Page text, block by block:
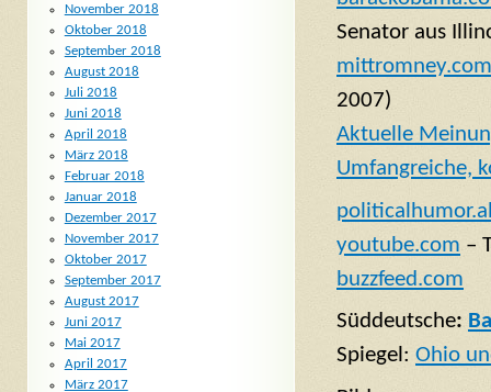
Senator aus
mittromney.com
2007)
Aktuelle
Umfangreiche,
youtube.com –
buzzfeed.com
Süddeutsche:
Spiegel: Ohio
November 2018
Oktober 2018
September 2018
August 2018
Juli 2018
Juni 2018
April 2018
März 2018
Februar 2018
Januar 2018
Dezember 2017
November 2017
Oktober 2017
September 2017
August 2017
Juni 2017
Mai 2017
April 2017
März 2017